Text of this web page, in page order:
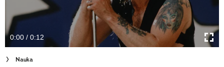
Newsletter
Cuda Polski
Wielki Konkurs Fotograficzny
0:00 / 0:12
Nauka